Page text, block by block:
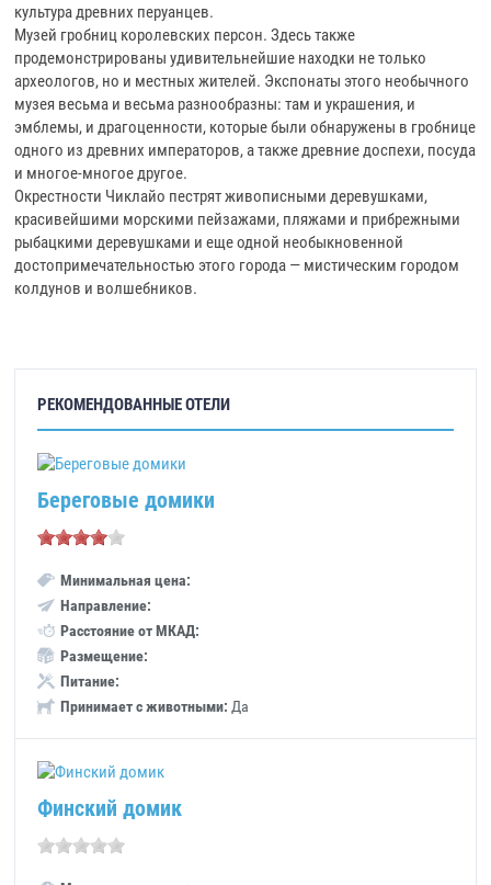
культура древних перуанцев.
Музей гробниц королевских персон. Здесь также
продемонстрированы удивительнейшие находки не только
археологов, но и местных жителей. Экспонаты этого необычного
музея весьма и весьма разнообразны: там и украшения, и
эмблемы, и драгоценности, которые были обнаружены в гробнице
одного из древних императоров, а также древние доспехи, посуда
и многое-многое другое.
Окрестности Чиклайо пестрят живописными деревушками,
красивейшими морскими пейзажами, пляжами и прибрежными
рыбацкими деревушками и еще одной необыкновенной
достопримечательностью этого города — мистическим городом
колдунов и волшебников.
РЕКОМЕНДОВАННЫЕ ОТЕЛИ
Береговые домики
Минимальная цена:
Направление:
Расстояние от МКАД:
Размещение:
Питание:
Принимает с животными: Да
Финский домик